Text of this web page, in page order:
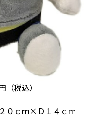
（税込）
０ｃｍ×Ｄ１４ｃｍ